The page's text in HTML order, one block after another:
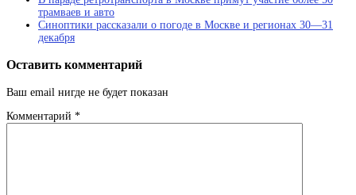
трамваев и авто
Синоптики рассказали о погоде в Москве и регионах 30—31
декабря
Оставить комментарий
Ваш email нигде не будет показан
Комментарий *